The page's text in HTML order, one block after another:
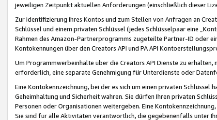
jeweiligen Zeitpunkt aktuellen Anforderungen (einschließlich dieser
Zur Identifizierung Ihres Kontos und zum Stellen von Anfragen an
Schlüssel und einem privaten Schlüssel (jedes Schlüsselpaar eine
Rahmen des Amazon-Partnerprogramms zugeteilte Partner-ID oder
Kontokennungen über den Creators API und PA API
Um Programmwerbeinhalte über die Creators API Dienste zu
erforderlich, eine separate Genehmigung für Unterdienste oder
Eine Kontokennzeichnung, bei der es sich um einen privaten
Geheimhaltung und Sicherheit wahren. Sie dürfen Ihren privaten
Personen oder Organisationen weitergeben. Eine
Sie sind für alle Aktivitäten verantwortlich, die gegebenenfalls unter